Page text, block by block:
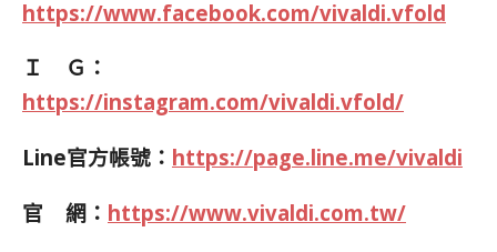
https://www.facebook.com/vivaldi.vfold
Ｉ Ｇ：
https://instagram.com/vivaldi.vfold/
Line官方帳號： https://page.line.me/vivaldi
官 網： https://www.vivaldi.com.tw/